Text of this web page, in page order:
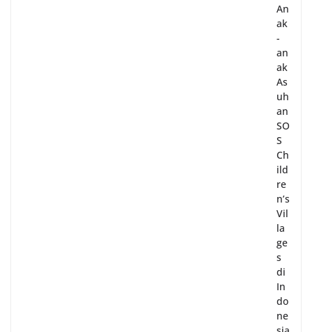
An
ak
-
an
ak
As
uh
an
SO
S
Ch
ild
re
n’s
Vil
la
ge
s
di
In
do
ne